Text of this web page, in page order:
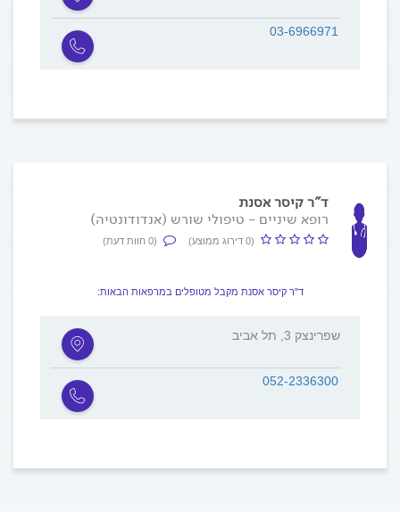
03-6966971
ד"ר קיסר אסנת
רופא שיניים - טיפולי שורש (אנדודונטיה)
(0 דירוג ממוצע) (0 חוות דעת)
ד"ר קיסר אסנת מקבל מטופלים במרפאות הבאות:
שפרינצק 3, תל אביב
052-2336300